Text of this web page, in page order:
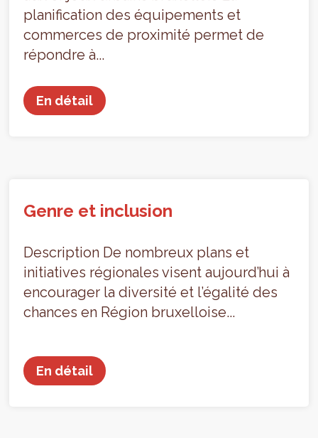
planification des équipements et
commerces de proximité permet de
répondre à...
En détail
Genre et inclusion
Description De nombreux plans et
initiatives régionales visent aujourd’hui à
encourager la diversité et l’égalité des
chances en Région bruxelloise...
En détail